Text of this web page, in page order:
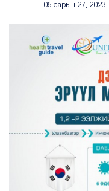
06 сарын 27, 2023